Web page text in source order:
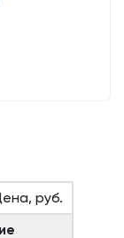
руб.